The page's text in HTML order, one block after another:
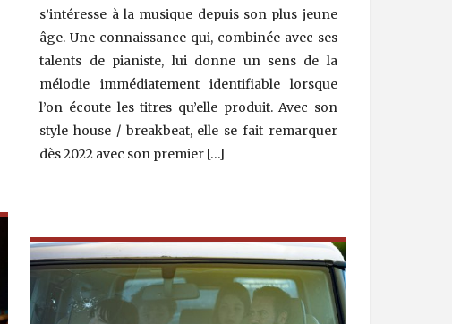
s’intéresse à la musique depuis son plus jeune
âge. Une connaissance qui, combinée avec ses
talents de pianiste, lui donne un sens de la
mélodie immédiatement identifiable lorsque
l’on écoute les titres qu’elle produit. Avec son
style house / breakbeat, elle se fait remarquer
dès 2022 avec son premier […]